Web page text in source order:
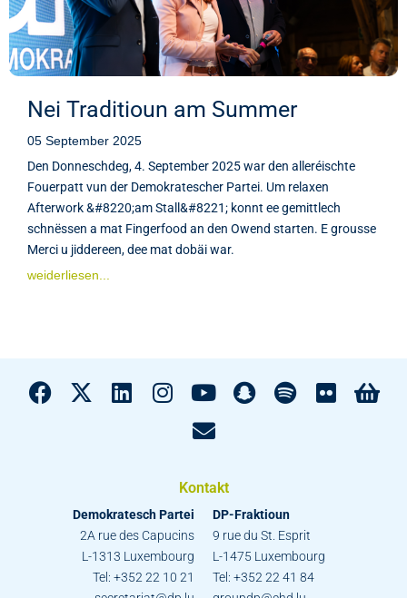
Nei Traditioun am Summer
05 September 2025
Den Donneschdeg, 4. September 2025 war den alleréischte
Fouerpatt vun der Demokratescher Partei. Um relaxen
Afterwork &#8220;am Stall&#8221; konnt ee gemittlech
schnëssen a mat Fingerfood an den Owend starten. E grousse
Merci u jiddereen, dee mat dobäi war.
weiderliesen...
Kontakt
Demokratesch Partei
2A rue des Capucins
L-1313 Luxembourg
Tel: +352 22 10 21
DP-Fraktioun
9 rue du St. Esprit
L-1475 Luxembourg
Tel: +352 22 41 84